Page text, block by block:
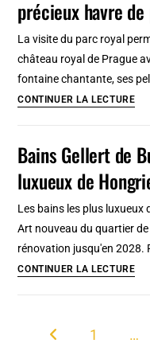
de
du
précieux havre
La visite du parc royal
château royal de Prague
fontaine chantante, ses
CONTINUER LA LECTURE
de
Bains Gellert de
luxueux de
Les bains les plus luxueux
Art nouveau du quartier de
rénovation jusqu'en 2028.
CONTINUER LA LECTURE
Go to the previous
1 …